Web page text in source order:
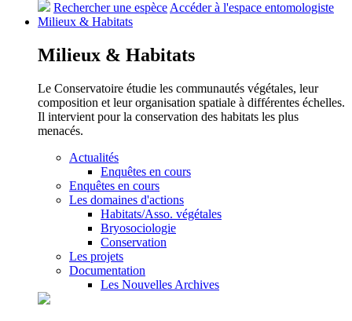
Rechercher une espèce Accéder à l'espace entomologiste
Milieux & Habitats
Milieux & Habitats
Le Conservatoire étudie les communautés végétales, leur
composition et leur organisation spatiale à différentes échelles.
Il intervient pour la conservation des habitats les plus
menacés.
Actualités
Enquêtes en cours
Enquêtes en cours
Les domaines d'actions
Habitats/Asso. végétales
Bryosociologie
Conservation
Les projets
Documentation
Les Nouvelles Archives